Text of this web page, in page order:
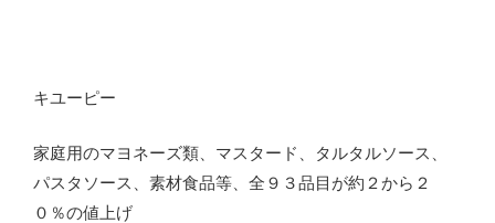
キユーピー
家庭用のマヨネーズ類、マスタード、タルタルソース、
パスタソース、素材食品等、全９３品目が約２から２
０％の値上げ